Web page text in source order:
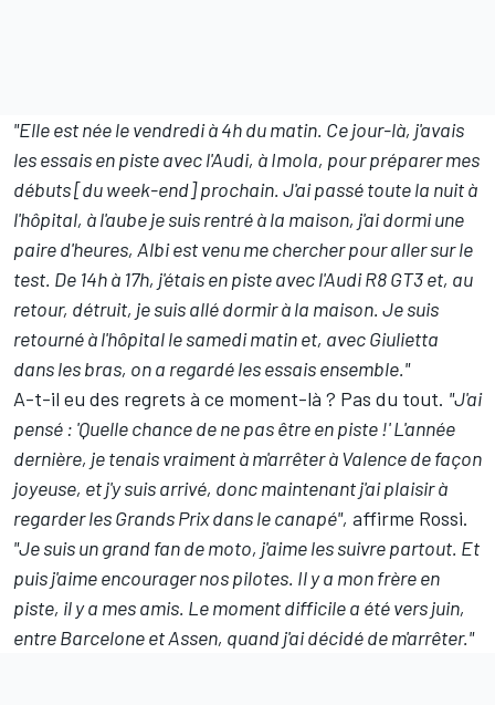
"Elle est née le vendredi à 4h du matin. Ce jour-là, j'avais
les essais en piste avec l'Audi, à Imola, pour préparer mes
débuts [du week-end] prochain. J'ai passé toute la nuit à
l'hôpital, à l'aube je suis rentré à la maison, j'ai dormi une
paire d'heures, Albi est venu me chercher pour aller sur le
test. De 14h à 17h, j'étais en piste avec l'Audi R8 GT3 et, au
retour, détruit, je suis allé dormir à la maison. Je suis
retourné à l'hôpital le samedi matin et, avec Giulietta
dans les bras, on a regardé les essais ensemble."
A-t-il eu des regrets à ce moment-là ? Pas du tout. "J'ai
pensé : 'Quelle chance de ne pas être en piste !' L'année
dernière, je tenais vraiment à m'arrêter à Valence de façon
joyeuse, et j'y suis arrivé, donc maintenant j'ai plaisir à
regarder les Grands Prix dans le canapé", affirme Rossi.
"Je suis un grand fan de moto, j'aime les suivre partout. Et
puis j'aime encourager nos pilotes. Il y a mon frère en
piste, il y a mes amis. Le moment difficile a été vers juin,
entre Barcelone et Assen, quand j'ai décidé de m'arrêter."